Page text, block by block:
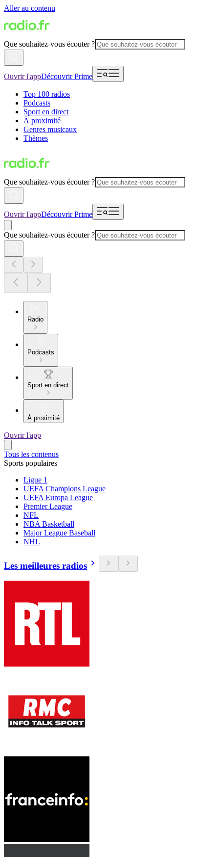
Aller au contenu
Que souhaitez-vous écouter ?
Ouvrir l'appDécouvrir Prime
Top 100 radios
Podcasts
Sport en direct
À proximité
Genres musicaux
Thèmes
Que souhaitez-vous écouter ?
Ouvrir l'appDécouvrir Prime
Que souhaitez-vous écouter ?
Radio
Podcasts
Sport en direct
À proximité
Ouvrir l'app
Tous les contenus
Sports populaires
Ligue 1
UEFA Champions League
UEFA Europa League
Premier League
NFL
NBA Basketball
Major League Baseball
NHL
Les meilleures radios